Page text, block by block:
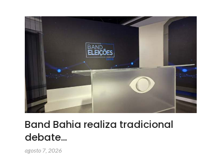
Band Bahia realiza tradicional
debate…
agosto 7, 2026